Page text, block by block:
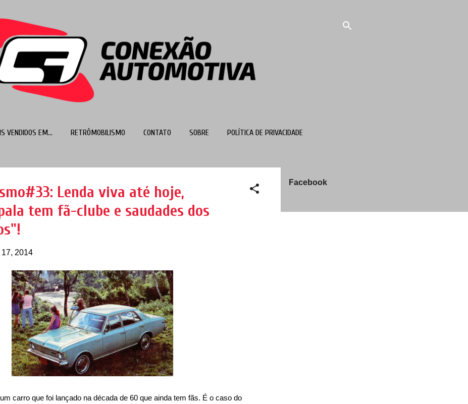
VENDIDOS EM... RETRÔMOBILISMO CONTATO SOBRE POLÍTICA DE PRIVACIDADE
Facebook
Lenda viva até hoje,
tem fã-clube e saudades dos
2014
carro que foi lançado na década de 60 que ainda tem fãs. É o caso do